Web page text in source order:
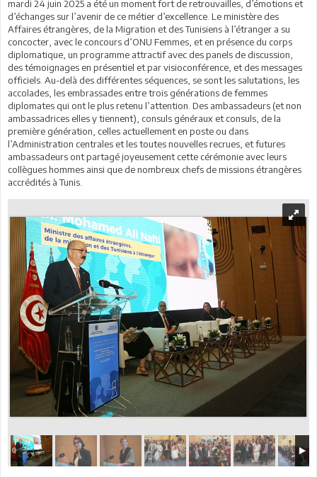
mardi 24 juin 2025 a été un moment fort de retrouvailles, d’émotions et
d’échanges sur l’avenir de ce métier d’excellence. Le ministère des
Affaires étrangères, de la Migration et des Tunisiens à l’étranger a su
concocter, avec le concours d’ONU Femmes, et en présence du corps
diplomatique, un programme attractif avec des panels de discussion,
des témoignages en présentiel et par visioconférence, et des messages
officiels. Au-delà des différentes séquences, se sont les salutations, les
accolades, les embrassades entre trois générations de femmes
diplomates qui ont le plus retenu l’attention. Des ambassadeurs (et non
ambassadrices elles y tiennent), consuls généraux et consuls, de la
première génération, celles actuellement en poste ou dans
l’Administration centrales et les toutes nouvelles recrues, et futures
ambassadeurs ont partagé joyeusement cette cérémonie avec leurs
collègues hommes ainsi que de nombreux chefs de missions étrangères
accrédités à Tunis.